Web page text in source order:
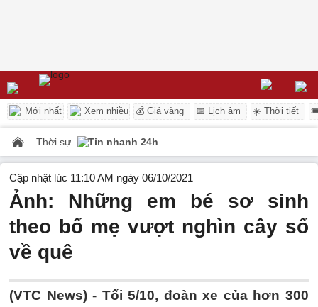
Mới nhất Xem nhiều 💰 Giá vàng 📅 Lịch âm ☀️ Thời tiết
Thời sự Tin nhanh 24h
Cập nhật lúc 11:10 AM ngày 06/10/2021
Ảnh: Những em bé sơ sinh
theo bố mẹ vượt nghìn cây số
về quê
(VTC News) - Tối 5/10, đoàn xe của hơn 300